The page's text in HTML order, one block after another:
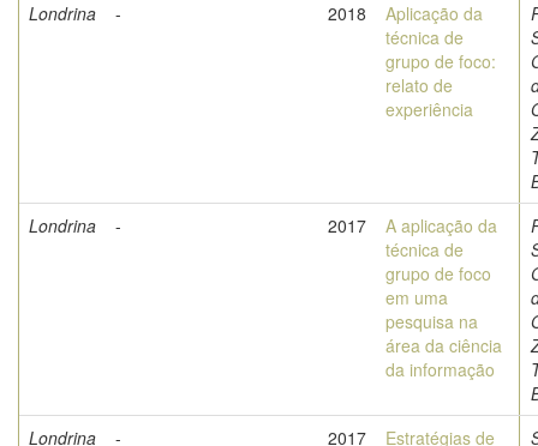
Londrina
- 2018
Aplicação da
técnica de
grupo de foco:
relato de
experiência
Londrina
- 2017
A aplicação da
técnica de
grupo de foco
em uma
pesquisa na
área da ciência
da informação
Londrina
- 2017 Estratégias de